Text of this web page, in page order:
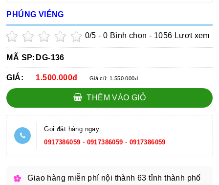
PHÚNG VIÉNG
0/5 -0 Bình chọn - 1056 Lượt xem
MÃ SP: DG-136
GIÁ: 1.500.000đ Giá cũ:1.550.000đ
THÊM VÀO GIỎ
Gọi đặt hàng ngay:
0917386059 - 0917386059 - 0917386059
Giao hàng miễn phí nội thành 63 tỉnh thành phố